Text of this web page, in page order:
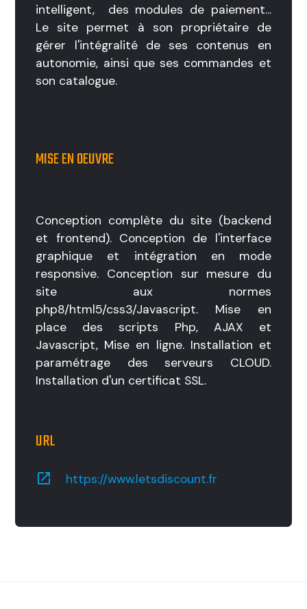
intelligent, des modules de paiement...
Le site permet à son propriétaire de
gérer l'intégralité de ses contenus en
autonomie, ainsi que ses commandes et
son catalogue.
MISE EN OEUVRE
Conception complète du site (backend
et frontend). Conception de l'interface
graphique et intégration en mode
responsive. Conception sur mesure du
site aux normes
php8/html5/css3/Javascript. Mise en
place des scripts Php, AJAX et
Javascript, Mise en ligne. Installation et
paramétrage des serveurs CLOUD.
Installation d'un certificat SSL.
URL
launch https://www.letsdiscount.fr